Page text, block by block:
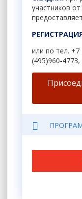
участников
или по тел. +7
(495)960-4773,